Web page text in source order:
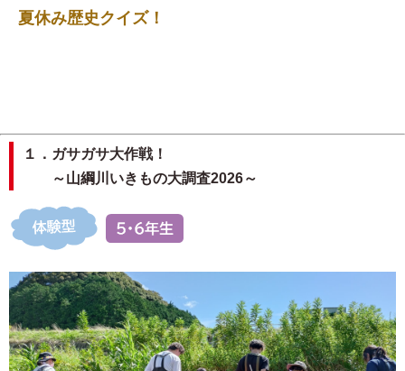
夏休み歴史クイズ！
１．ガサガサ大作戦！
～山綱川いきもの大調査2026～